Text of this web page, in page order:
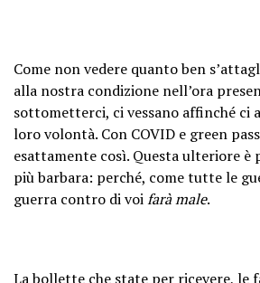
Come non vedere quanto ben
alla nostra condizione nell’ora
sottometterci, ci vessano affinché ci
loro volontà. Con COVID e green
esattamente così. Questa ulteriore è
più barbara: perché, come tutte le
guerra contro di voifarà male.
La bollette che state per ricevere, le